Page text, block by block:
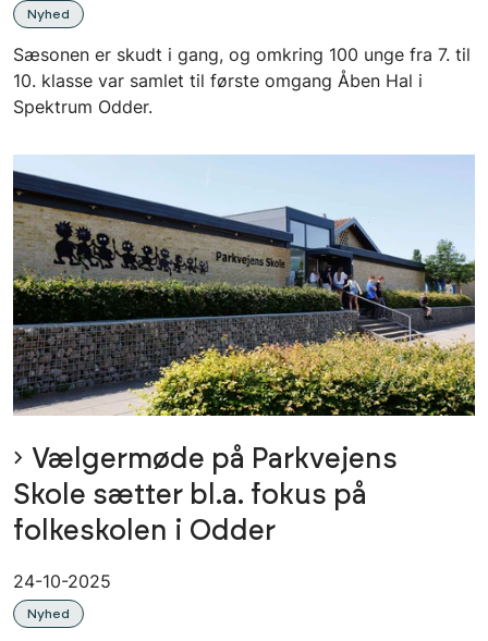
Nyhed
Sæsonen er skudt i gang, og omkring 100 unge fra 7. til
10. klasse var samlet til første omgang Åben Hal i
Spektrum Odder.
Vælgermøde på Parkvejens
Skole sætter bl.a. fokus på
folkeskolen i Odder
24-10-2025
Nyhed